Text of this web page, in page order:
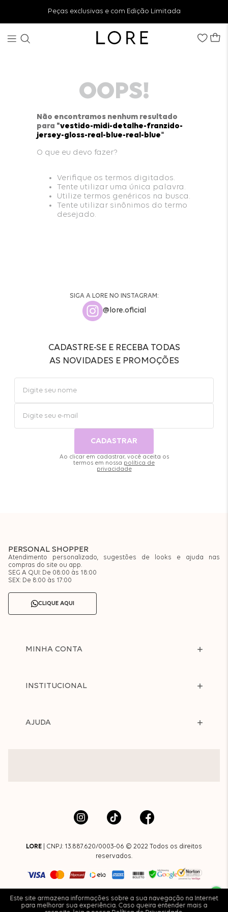
Peças exclusivas e com Edição Limitada
Este site armazena informações sobre a sua navegação na Internet
para melhorar sua experiência. Caso queira entender mais a
OOPS!
Não encontramos nenhum resultado
para "vestido-midi-detalhe-franzido-
jersey-gloss-real-blue-real-blue"
O que eu devo fazer?
Verifique os termos digitados.
Tente utilizar uma única palavra.
Utilize termos genéricos na busca.
Tente utilizar sinônimos do termo
desejado.
SIGA A LORE NO INSTAGRAM:
@lore.oficial
CADASTRE-SE E RECEBA TODAS
AS NOVIDADES E PROMOÇÕES
CADASTRAR
Ao clicar em cadastrar, você aceita os
termos em nossa política de
privacidade
PERSONAL SHOPPER
Atendimento personalizado, sugestões de looks e ajuda nas
compras do site ou app.
SEG A QUI: De 08:00 às 18:00
SEX: De 8:00 às 17:00
CLIQUE AQUI
MINHA CONTA
INSTITUCIONAL
AJUDA
LORE | CNPJ: 13.887.620/0003-06 © 2022 Todos os direitos
reservados.